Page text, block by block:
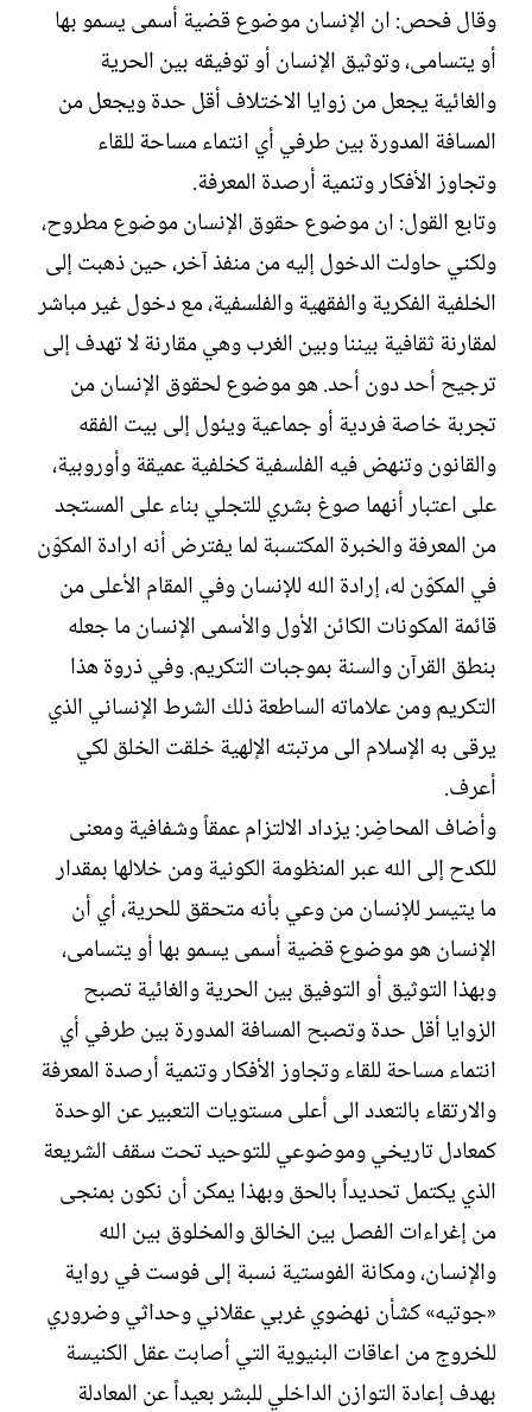
وقال فحص: ان الإنسان موضوع قضية أسمى يسمو بها
أو يتسامى، وتوثيق الإنسان أو توفيقه بين الحرية
والغائية يجعل من زوايا الاختلاف أقل حدة ويجعل من
المسافة المدورة بين طرفي أي انتماء مساحة للقاء
وتجاوز الأفكار وتنمية أرصدة المعرفة.
وتابع القول: ان موضوع حقوق الإنسان موضوع مطروح،
ولكني حاولت الدخول إليه من منفذ آخر، حين ذهبت إلى
الخلفية الفكرية والفقهية والفلسفية، مع دخول غير مباشر
لمقارنة ثقافية بيننا وبين الغرب وهي مقارنة لا تهدف إلى
ترجيح أحد دون أحد. هو موضوع لحقوق الإنسان من
تجربة خاصة فردية أو جماعية ويئول إلى بيت الفقه
والقانون وتنهض فيه الفلسفية كخلفية عميقة وأوروبية،
على اعتبار أنهما صوغ بشري للتجلي بناء على المستجد
من المعرفة والخبرة المكتسبة لما يفترض أنه ارادة المكوّن
في المكوّن له، إرادة الله للإنسان وفي المقام الأعلى من
قائمة المكونات الكائن الأول والأسمى الإنسان ما جعله
بنطق القرآن والسنة بموجبات التكريم. وفي ذروة هذا
التكريم ومن علاماته الساطعة ذلك الشرط الإنساني الذي
يرقى به الإسلام الى مرتبته الإلهية خلقت الخلق لكي
أعرف.
وأضاف المحاضِر: يزداد الالتزام عمقاً وشفافية ومعنى
للكدح إلى الله عبر المنظومة الكونية ومن خلالها بمقدار
ما يتيسر للإنسان من وعي بأنه متحقق للحرية، أي أن
الإنسان هو موضوع قضية أسمى يسمو بها أو يتسامى،
وبهذا التوثيق أو التوفيق بين الحرية والغائية تصبح
الزوايا أقل حدة وتصبح المسافة المدورة بين طرفي أي
انتماء مساحة للقاء وتجاوز الأفكار وتنمية أرصدة المعرفة
والارتقاء بالتعدد الى أعلى مستويات التعبير عن الوحدة
كمعادل تاريخي وموضوعي للتوحيد تحت سقف الشريعة
الذي يكتمل تحديداً بالحق وبهذا يمكن أن نكون بمنجى
من إغراءات الفصل بين الخالق والمخلوق بين الله
والإنسان، ومكانة الفوستية نسبة إلى فوست في رواية
«جوتيه» كشأن نهضوي غربي عقلاني وحداثي وضروري
للخروج من اعاقات البنيوية التي أصابت عقل الكنيسة
بهدف إعادة التوازن الداخلي للبشر بعيداً عن المعادلة